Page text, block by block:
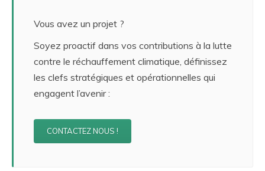
Vous avez un projet ?
Soyez proactif dans vos contributions à la lutte
contre le réchauffement climatique, définissez
les clefs stratégiques et opérationnelles qui
engagent l’avenir :
CONTACTEZ NOUS !